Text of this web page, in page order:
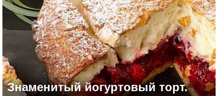
Знаменитый йогуртовый торт.